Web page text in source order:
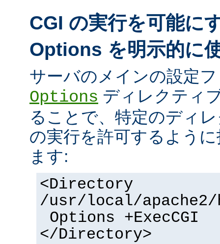
CGI の実行を可能に
Options を明示的に
サーバのメインの設定
Options ディレクティ
ることで、特定のディ
の実行を許可するよう
ます:
<Directory
/usr/local/apache2/
Options +ExecCGI
</Directory>